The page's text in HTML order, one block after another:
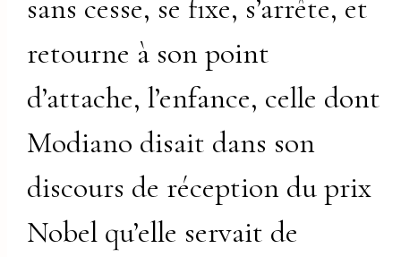
sans cesse, se fixe, s’arrête, et
retourne à son point
d’attache, l’enfance, celle dont
Modiano disait dans son
discours de réception du prix
Nobel qu’elle servait de